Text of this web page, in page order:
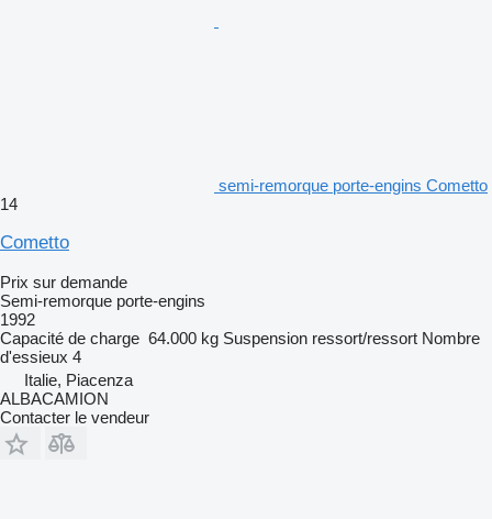
semi-remorque porte-engins Cometto
14
Cometto
Prix sur demande
Semi-remorque porte-engins
1992
Capacité de charge 64.000 kg Suspension ressort/ressort Nombre
d'essieux 4
Italie, Piacenza
ALBACAMION
Contacter le vendeur